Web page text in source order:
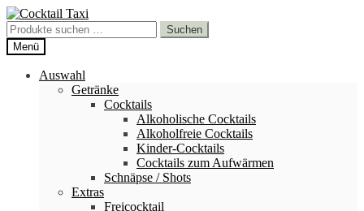
Zur
Navigation
springen
Zum
Inhalt
springen
Suchen
nach:
Suchen
Menü
Auswahl
Getränke
Cocktails
Alkoholische Cocktails
Alkoholfreie Cocktails
Kinder-Cocktails
Cocktails zum Aufwärmen
Schnäpse / Shots
Extras
Freicocktail